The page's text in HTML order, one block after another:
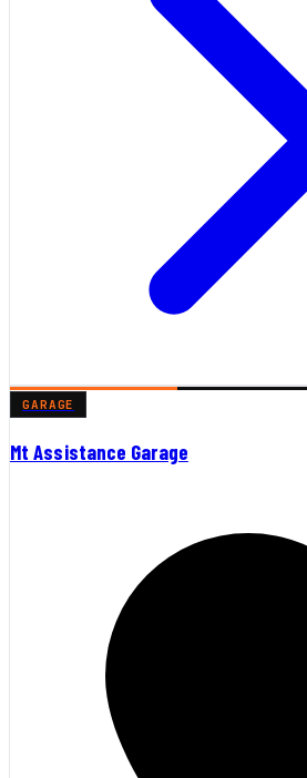
GARAGE
Mt Assistance Garage